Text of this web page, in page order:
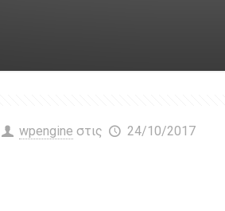
wpengine στις 24/10/2017